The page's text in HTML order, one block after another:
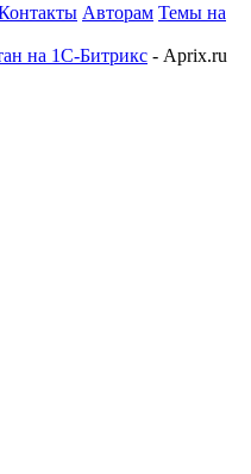
Авторам Темы на
на 1С-Битрикс - Aprix.ru